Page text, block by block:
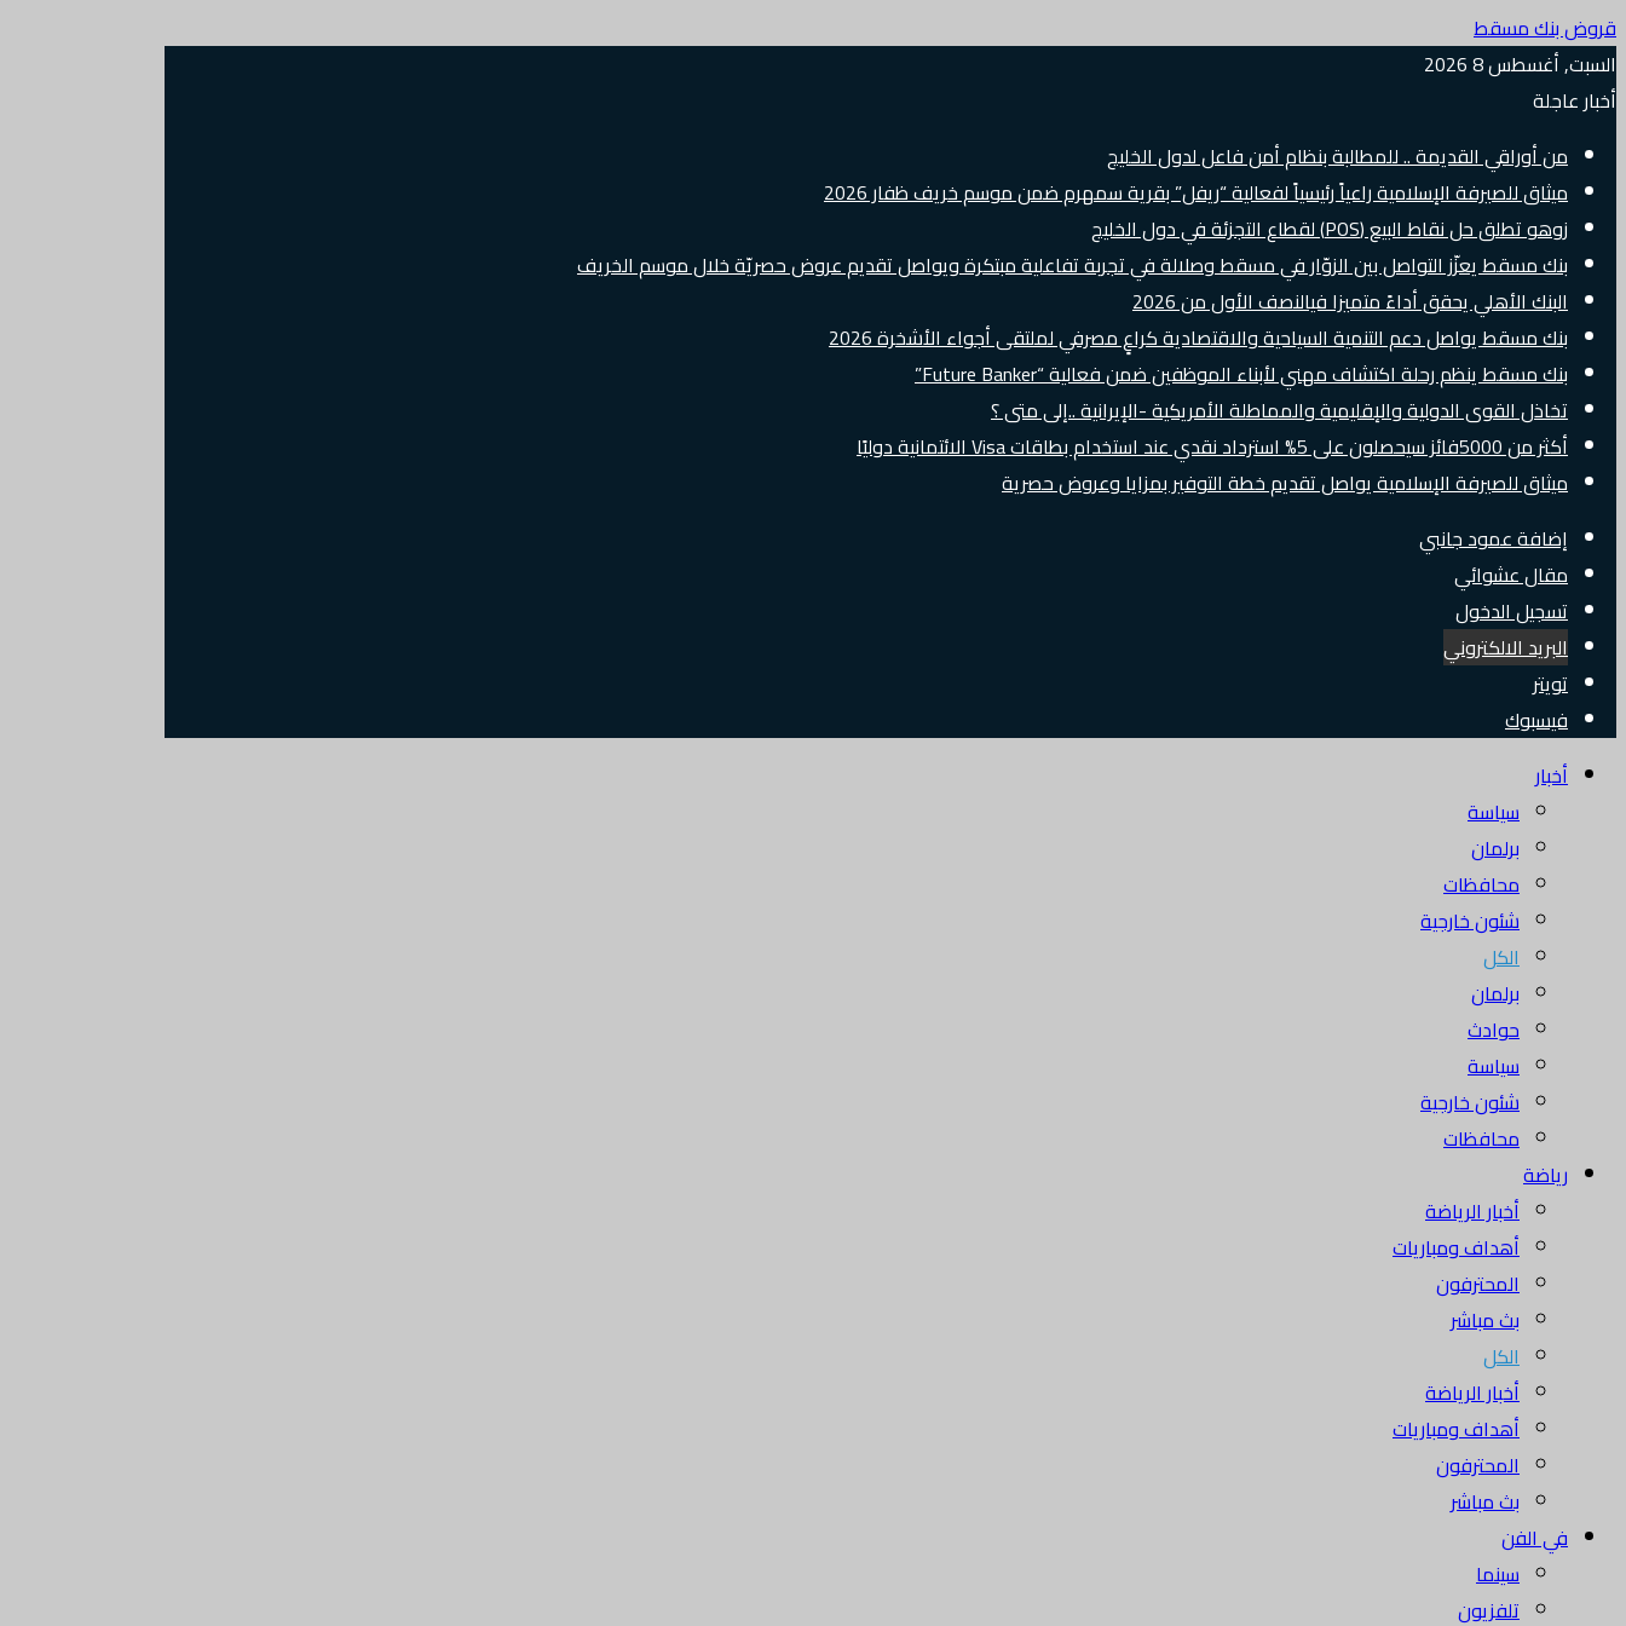
قروض بنك مسقط
السبت, أغسطس 8 2026
أخبار عاجلة
من أوراقي القديمة .. للمطالبة بنظام أمن فاعل لدول الخليج
ميثاق للصيرفة الإسلامية راعياً رئيسياً لفعالية “ريفل” بقرية سمهرم ضمن موسم خريف ظفار 2026
زوهو تطلق حل نقاط البيع (POS) لقطاع التجزئة في دول الخليج
بنك مسقط يعزّز التواصل بين الزوّار في مسقط وصلالة في تجربة تفاعلية مبتكرة ويواصل تقديم عروض حصريّة خلال موسم الخريف
البنك الأهلي يحقق أداءً متميزا فيالنصف الأول من 2026
بنك مسقط يواصل دعم التنمية السياحية والاقتصادية كراعٍ مصرفي لملتقى أجواء الأشخرة 2026
بنك مسقط ينظم رحلة اكتشاف مهني لأبناء الموظفين ضمن فعالية “Future Banker”
تخاذل القوى الدولية والإقليمية والمماطلة الأمريكية -الإيرانية ..إلى متى ؟
أكثر من 5000فائز سيحصلون على 5% استرداد نقدي عند استخدام بطاقات Visa الائتمانية دوليًا
ميثاق للصيرفة الإسلامية يواصل تقديم خطة التوفير بمزايا وعروض حصرية
إضافة عمود جانبي
مقال عشوائي
تسجيل الدخول
البريد الالكتروني
تويتر
فيسبوك
أخبار
سياسة
برلمان
محافظات
شئون خارجية
الكل
برلمان
حوادث
سياسة
شئون خارجية
محافظات
رياضة
أخبار الرياضة
أهداف ومباريات
المحترفون
بث مباشر
الكل
أخبار الرياضة
أهداف ومباريات
المحترفون
بث مباشر
في الفن
سينما
تلفزيون